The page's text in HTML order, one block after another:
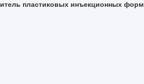
пластиковых инъекционных форм